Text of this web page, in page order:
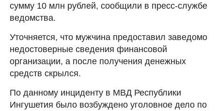
сумму 10 млн рублей, сообщили в пресс-службе
ведомства.
Уточняется, что мужчина предоставил заведомо
недостоверные сведения финансовой
организации, а после получения денежных
средств скрылся.
По данному инциденту в МВД Республики
Ингушетия было возбуждено уголовное дело по